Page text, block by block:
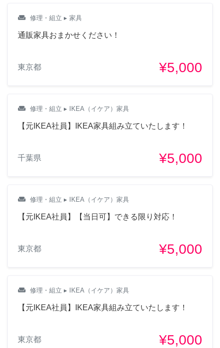
weekend 修理・組立 ▸ 家具
通販家具おまかせください！
東京都 ¥5,000
weekend 修理・組立 ▸ IKEA（イケア）家具
【元IKEA社員】IKEA家具組み立ていたします！
千葉県 ¥5,000
weekend 修理・組立 ▸ IKEA（イケア）家具
【元IKEA社員】【当日可】できる限り対応！
東京都 ¥5,000
weekend 修理・組立 ▸ IKEA（イケア）家具
【元IKEA社員】IKEA家具組み立ていたします！
東京都 ¥5,000